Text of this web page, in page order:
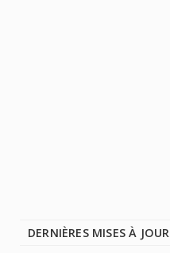
DERNIÈRES MISES À JOUR